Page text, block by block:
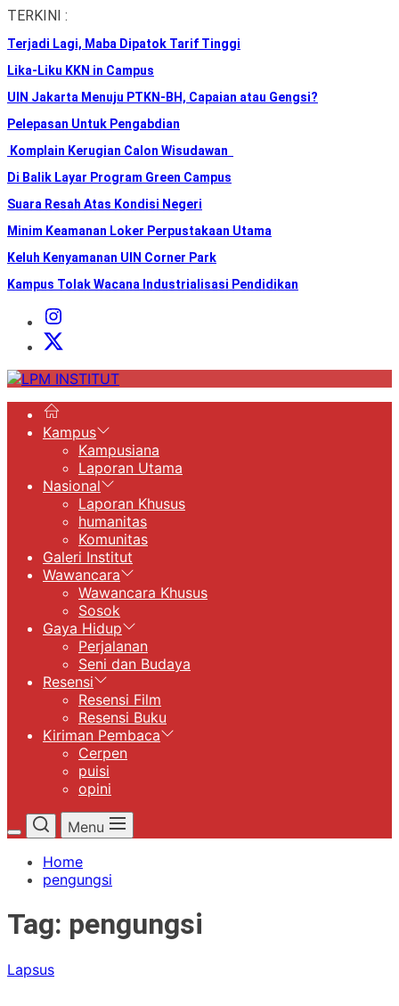
Skip
the
content
TERKINI :
Terjadi Lagi, Maba Dipatok Tarif Tinggi
Lika-Liku KKN in Campus
UIN Jakarta Menuju PTKN-BH, Capaian atau Gengsi?
Pelepasan Untuk Pengabdian
Komplain Kerugian Calon Wisudawan
Di Balik Layar Program Green Campus
Suara Resah Atas Kondisi Negeri
Minim Keamanan Loker Perpustakaan Utama
Keluh Kenyamanan UIN Corner Park
Kampus Tolak Wacana Industrialisasi Pendidikan
Instagram
Institut
X
LPM
Kampus
Kampusiana
Laporan Utama
Nasional
Laporan Khusus
humanitas
Komunitas
Galeri Institut
Wawancara
Wawancara Khusus
Sosok
Gaya Hidup
Perjalanan
Seni dan Budaya
Resensi
Resensi Film
Resensi Buku
Kiriman Pembaca
Cerpen
puisi
opini
Menu
Home
pengungsi
Tag: pengungsi
Lapsus